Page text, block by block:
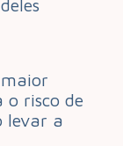
o risco de
levar a